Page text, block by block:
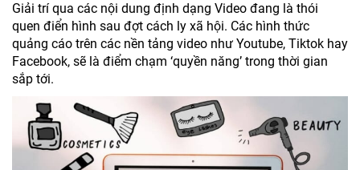
Giải trí qua các nội dung định dạng Video đang là thói
quen điển hình sau đợt cách ly xã hội. Các hình thức
quảng cáo trên các nền tảng video như Youtube, Tiktok hay
Facebook, sẽ là điểm chạm ‘quyền năng’ trong thời gian
sắp tới.